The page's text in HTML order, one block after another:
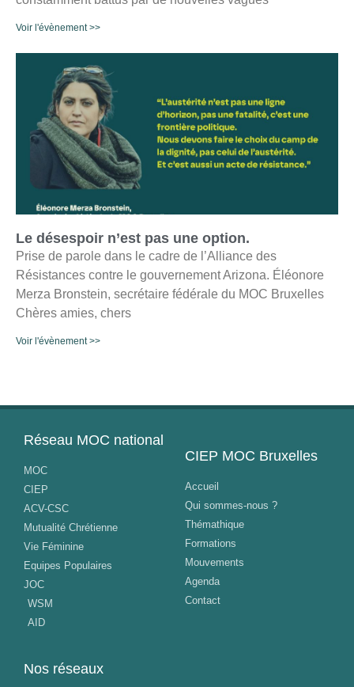
Voir l'évènement >>
Le désespoir n’est pas une option.
Prise de parole dans le cadre de l’Alliance des
Résistances contre le gouvernement Arizona. Éléonore
Merza Bronstein, secrétaire fédérale du MOC Bruxelles
Chères amies, chers
Voir l'évènement >>
Réseau MOC national
MOC
CIEP
ACV-CSC
Mutualité Chrétienne
Vie Féminine
Equipes Populaires
JOC
WSM
AID
CIEP MOC Bruxelles
Accueil
Qui sommes-nous ?
Thémathique
Formations
Mouvements
Agenda
Contact
Nos réseaux